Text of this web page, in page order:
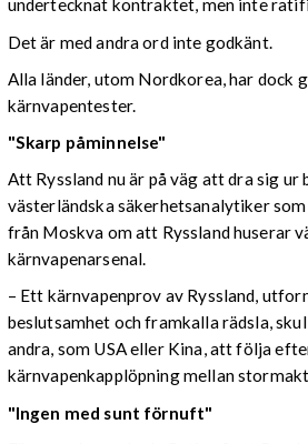
undertecknat kontraktet, men inte
Det är med andra ord inte godkänt.
Alla länder, utom Nordkorea, har dock
kärnvapentester.
"Skarp påminnelse"
Att Ryssland nu är på väg att dra sig
västerländska säkerhetsanalytiker som
från Moskva om att Ryssland huserar
kärnvapenarsenal.
– Ett kärnvapenprov av Ryssland,
beslutsamhet och framkalla rädsla,
andra, som USA eller Kina, att följa
kärnvapenkapplöpning mellan
"Ingen med sunt förnuft"